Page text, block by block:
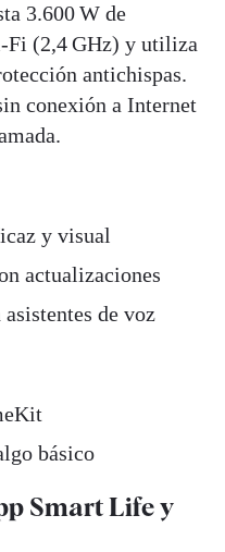
3.600 W de
Fi (2,4 GHz) y utiliza
antichispas.
conexión a Internet
y visual
actualizaciones
de voz
básico
Smart Life y